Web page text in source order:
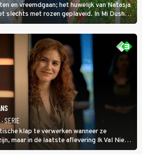
en vreemdgaan; het huwelijk van Natasja
slechts met rozen geplaveid. In Mi Dushi:
Wilfred Genee het showbizzkoppel mee
liefde te hebben.
· SERIE
klap te verwerken wanneer ze
maar in de laatste aflevering Ik Val Niet,
ze niet van plan is op te geven, zelfs als ze